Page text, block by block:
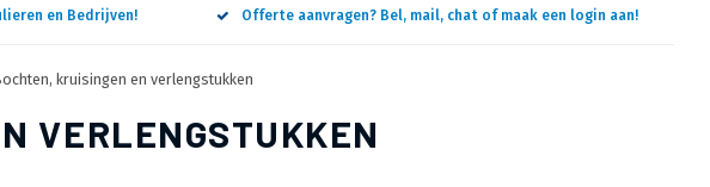
en Bedrijven! Offerte aanvragen? Bel, mail, chat of maak een login aan!
kruisingen en verlengstukken
VERLENGSTUKKEN